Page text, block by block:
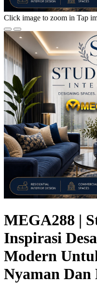
Click image to zoom in Tap
MEGA288 |
Inspirasi
Modern
Nyaman Dan